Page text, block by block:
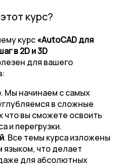
курс?
курс«AutoCAD для
в 2D и 3D
для вашего
. Мы начинаем с самых
в сложные
что вы сможете освоить
и перегрузки.
. Все темы курса изложены
что делает
для абсолютных